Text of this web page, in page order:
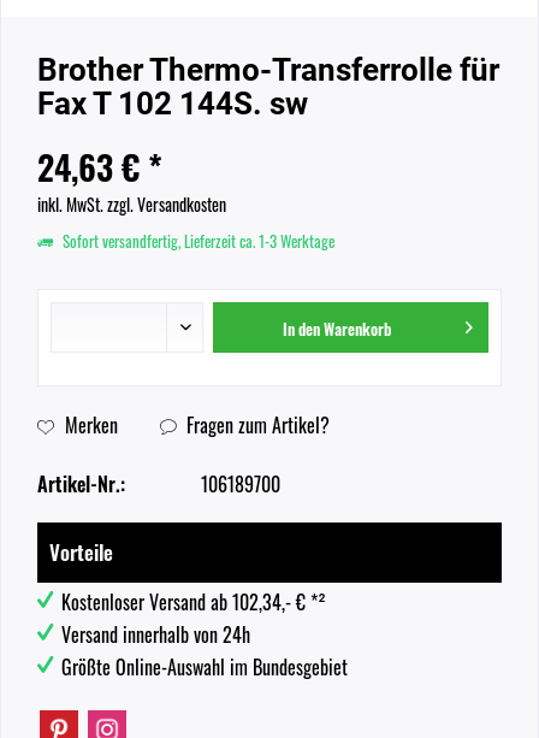
Brother Thermo-Transferrolle für
Fax T 102 144S. sw
24,63 € *
inkl. MwSt.zzgl. Versandkosten
Sofort versandfertig, Lieferzeit ca. 1-3 Werktage
In denWarenkorb
Merken Fragen zum Artikel?
Artikel-Nr.: 106189700
Vorteile
Kostenloser Versand ab 102,34,- € *²
Versand innerhalb von 24h
Größte Online-Auswahl im Bundesgebiet